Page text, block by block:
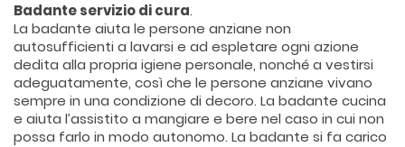
Badante servizio di cura.
La badante aiuta le persone anziane non
autosufficienti a lavarsi e ad espletare ogni azione
dedita alla propria igiene personale, nonché a vestirsi
adeguatamente, così che le persone anziane vivano
sempre in una condizione di decoro. La badante cucina
e aiuta l’assistito a mangiare e bere nel caso in cui non
possa farlo in modo autonomo. La badante si fa carico